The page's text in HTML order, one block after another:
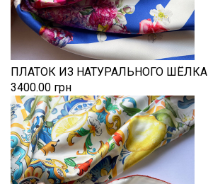
ПЛАТОК ИЗ НАТУРАЛЬНОГО ШЁЛКА
3400.00 грн